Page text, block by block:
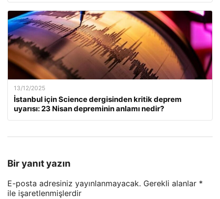
13/12/2025
İstanbul için Science dergisinden kritik deprem
uyarısı: 23 Nisan depreminin anlamı nedir?
Bir yanıt yazın
E-posta adresiniz yayınlanmayacak. Gerekli alanlar *
ile işaretlenmişlerdir